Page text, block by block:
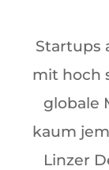
Startups
mit hoch
globale
kaum
Linzer